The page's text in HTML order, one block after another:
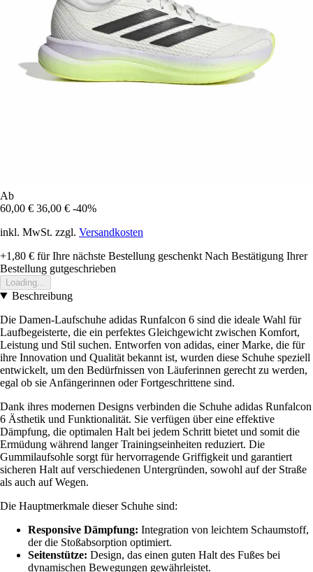
Ab
60,00 € 36,00 € -40%
inkl. MwSt. zzgl. Versandkosten
+1,80 € für Ihre nächste Bestellung geschenkt Nach Bestätigung Ihrer
Bestellung gutgeschrieben
Loading...
Beschreibung
Die Damen-Laufschuhe adidas Runfalcon 6 sind die ideale Wahl für
Laufbegeisterte, die ein perfektes Gleichgewicht zwischen Komfort,
Leistung und Stil suchen. Entworfen von adidas, einer Marke, die für
ihre Innovation und Qualität bekannt ist, wurden diese Schuhe speziell
entwickelt, um den Bedürfnissen von Läuferinnen gerecht zu werden,
egal ob sie Anfängerinnen oder Fortgeschrittene sind.
Dank ihres modernen Designs verbinden die Schuhe adidas Runfalcon
6 Ästhetik und Funktionalität. Sie verfügen über eine effektive
Dämpfung, die optimalen Halt bei jedem Schritt bietet und somit die
Ermüdung während langer Trainingseinheiten reduziert. Die
Gummilaufsohle sorgt für hervorragende Griffigkeit und garantiert
sicheren Halt auf verschiedenen Untergründen, sowohl auf der Straße
als auch auf Wegen.
Die Hauptmerkmale dieser Schuhe sind:
Responsive Dämpfung: Integration von leichtem Schaumstoff,
der die Stoßabsorption optimiert.
Seitenstütze: Design, das einen guten Halt des Fußes bei
dynamischen Bewegungen gewährleistet.